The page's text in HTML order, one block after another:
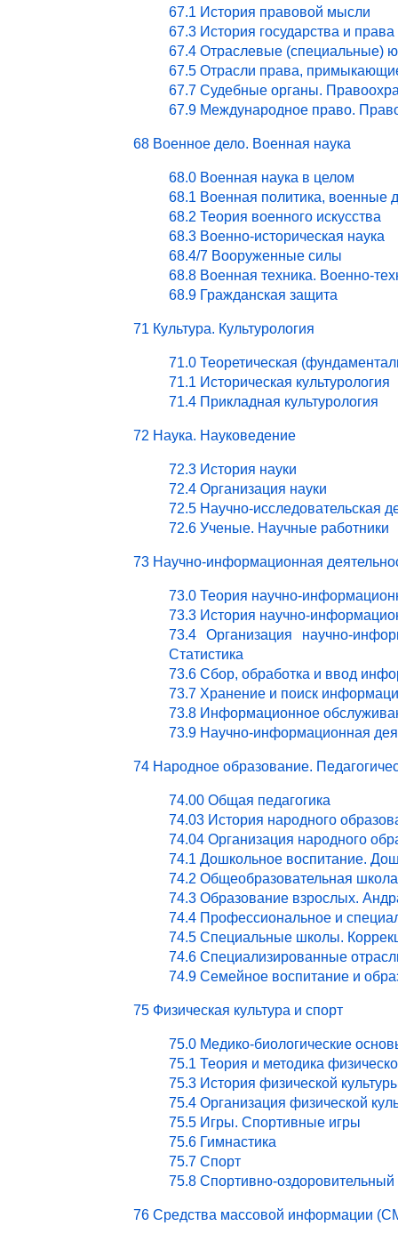
67.1 История правовой мысли
67.3 История государства и права
67.4 Отраслевые (специальные)
67.5 Отрасли права,
67.7 Судебные органы.
67.9 Международное право.
68 Военное дело. Военная наука
68.0 Военная наука в целом
68.1 Военная политика, военные
68.2 Теория военного искусства
68.3 Военно-историческая наука
68.4/7 Вооруженные силы
68.8 Военная техника. Военно-
68.9 Гражданская защита
71 Культура. Культурология
71.0 Теоретическая
71.1 Историческая культурология
71.4 Прикладная культурология
72 Наука. Науковедение
72.3 История науки
72.4 Организация науки
72.5 Научно-исследовательская
72.6 Ученые. Научные работники
73 Научно-информационная
73.0 Теория научно-
73.3 История научно-
73.4 Организация научно-
Статистика
73.6 Сбор, обработка и ввод
73.7 Хранение и поиск
73.8 Информационное
73.9 Научно-информационная
74 Народное образование.
74.00 Общая педагогика
74.03 История народного
74.04 Организация народного
74.1 Дошкольное воспитание.
74.2 Общеобразовательная
74.3 Образование взрослых.
74.4 Профессиональное и
74.5 Специальные школы.
74.6 Специализированные
74.9 Семейное воспитание и
75 Физическая культура и спорт
75.0 Медико-биологические
75.1 Теория и методика
75.3 История физической
75.4 Организация физической
75.5 Игры. Спортивные игры
75.6 Гимнастика
75.7 Спорт
75.8 Спортивно-
76 Средства массовой информации